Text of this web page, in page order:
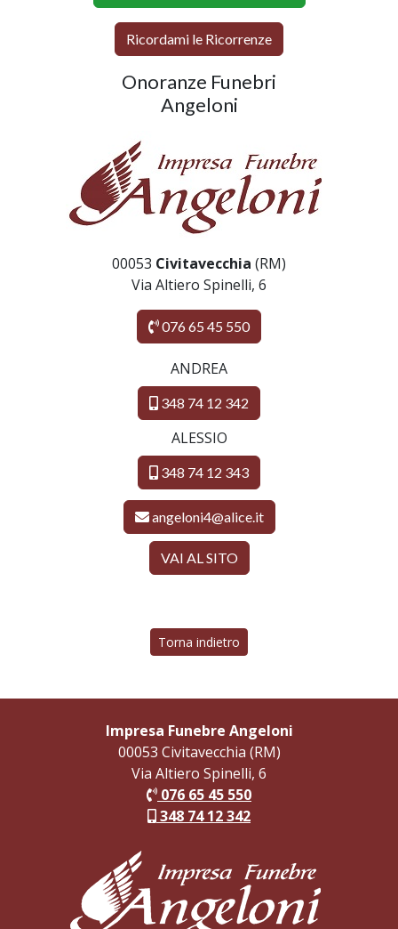
Ricordami le Ricorrenze
Onoranze Funebri
Angeloni
00053 Civitavecchia (RM)
Via Altiero Spinelli, 6
076 65 45 550
ANDREA
348 74 12 342
ALESSIO
348 74 12 343
angeloni4@alice.it
VAI AL SITO
Torna indietro
Impresa Funebre Angeloni
00053 Civitavecchia (RM)
Via Altiero Spinelli, 6
076 65 45 550
348 74 12 342